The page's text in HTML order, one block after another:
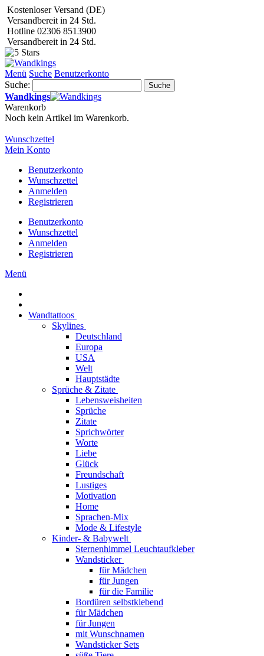
Kostenloser Versand (DE)
Versandbereit in 24 Std.
Hotline 02306 8513900
Versandbereit in 24 Std.
Menü Suche Benutzerkonto
Suche:
Suche
Wandkings
Warenkorb
Noch kein Artikel im Warenkorb.
Wunschzettel
Mein Konto
Benutzerkonto
Wunschzettel
Anmelden
Registrieren
Benutzerkonto
Wunschzettel
Anmelden
Registrieren
Menü
Wandtattoos
Skylines
Deutschland
Europa
USA
Welt
Hauptstädte
Sprüche & Zitate
Lebensweisheiten
Sprüche
Zitate
Sprichwörter
Worte
Liebe
Glück
Freundschaft
Lustiges
Motivation
Home
Sprachen-Mix
Mode & Lifestyle
Kinder- & Babywelt
Sternenhimmel Leuchtaufkleber
Wandsticker
für Mädchen
für Jungen
für die Familie
Bordüren selbstklebend
für Mädchen
für Jungen
mit Wunschnamen
Wandsticker Sets